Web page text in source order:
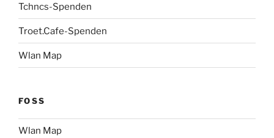
Tchncs-Spenden
Troet.Cafe-Spenden
Wlan Map
FOSS
Wlan Map